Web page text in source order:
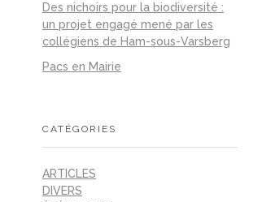
Des nichoirs pour la biodiversité :
un projet engagé mené par les
collégiens de Ham-sous-Varsberg
Pacs en Mairie
CATÉGORIES
ARTICLES
DIVERS